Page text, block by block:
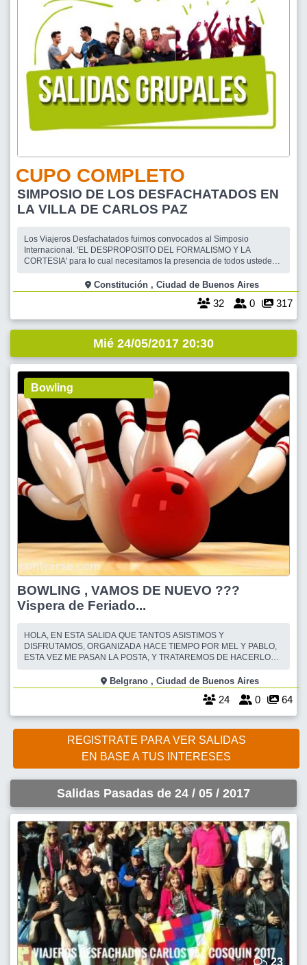
CUPO COMPLETO
SIMPOSIO DE LOS DESFACHATADOS EN
LA VILLA DE CARLOS PAZ
Los Viajeros Desfachatados fuimos convocados al Simposio
Internacional. 'EL DESPROPOSITO DEL FORMALISMO Y LA
CORTESIA' para lo cual necesitamos la presencia de todos ustedes
SEMICAMA que cuenta con la coordinación a bordo de todos
nosotros, rumbo a la Ciudad de Carlos Paz, Cord
Constitución , Ciudad de Buenos Aires
32 0 317
Mié 24/05/2017 20:30
Bowling
BOWLING , VAMOS DE NUEVO ???
Vispera de Feriado...
HOLA, EN ESTA SALIDA QUE TANTOS ASISTIMOS Y
DISFRUTAMOS, ORGANIZADA HACE TIEMPO POR MEL Y PABLO,
ESTA VEZ ME PASAN LA POSTA, Y TRATAREMOS DE HACERLO
TENDREMOS EL HUMOR DE PABLITO Y LA ENORME DULZURA
DE MELANIE, PERO ALLA VAMOS !!! SIGUIENDO SUS PASOS, NOS
REUNIREMOS COMO SIEMPRE EN PALOKO BELGRANO,
Belgrano , Ciudad de Buenos Aires
24 0 64
REGISTRATE PARA VER SALIDAS
EN BASE A TUS INTERESES
Salidas Pasadas de 24 / 05 / 2017
23